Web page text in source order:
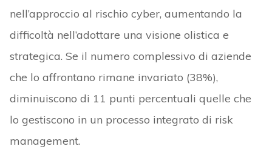
nell’approccio al rischio cyber, aumentando la
difficoltà nell’adottare una visione olistica e
strategica. Se il numero complessivo di aziende
che lo affrontano rimane invariato (38%),
diminuiscono di 11 punti percentuali quelle che
lo gestiscono in un processo integrato di risk
management.